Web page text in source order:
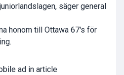
säger general
honom till Ottawa 67's för
ad in article